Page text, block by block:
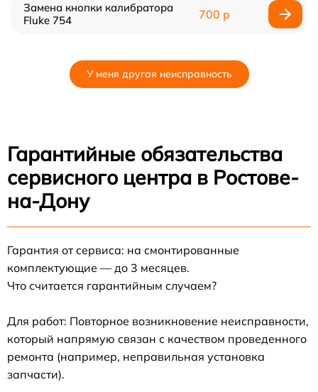
Замена кнопки калибратора
Fluke 754
700 р
У меня другая неисправность
Гарантийные обязательства
сервисного центра в Ростове-
на-Дону
Гарантия от сервиса: на смонтированные
комплектующие — до 3 месяцев.
Что считается гарантийным случаем?
Для работ: Повторное возникновение неисправности,
который напрямую связан с качеством проведенного
ремонта (например, неправильная установка
запчасти).